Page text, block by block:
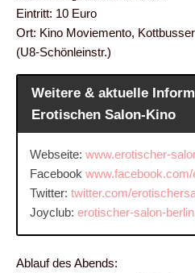
Eintritt: 10 Euro
Ort: Kino Moviemento,
(U8-Schönleinstr.)
Weitere & aktuelle
Erotischen Salon-Kino
Webseite: www.erotischer-
Facebook
Twitter: twitter.com/
Joyclub: erotischer-salon-
Ablauf des Abends: